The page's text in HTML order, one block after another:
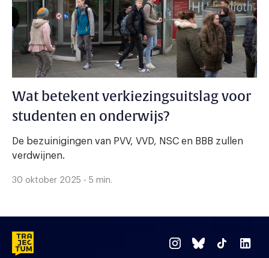
Wat betekent verkiezingsuitslag voor
studenten en onderwijs?
De bezuinigingen van PVV, VVD, NSC en BBB zullen
verdwijnen.
30 oktober 2025 - 5 min.